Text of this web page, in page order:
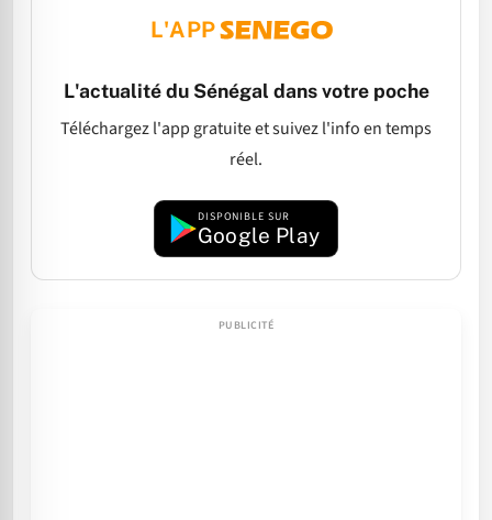
L'APP
L'actualité du Sénégal dans votre poche
Téléchargez l'app gratuite et suivez l'info en temps
réel.
DISPONIBLE SUR
Google Play